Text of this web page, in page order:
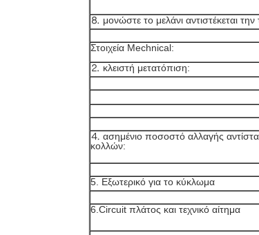
⒏ μονώστε το μελάνι αντιστέκεται την
Στοιχεία Mechnical:
⒉ κλειστή μετατόπιση:
⒋ ασημένιο ποσοστό αλλαγής
κολλών:
5. Εξωτερικό για το κύκλωμα
6.Circuit πλάτος και τεχνικό αίτημα